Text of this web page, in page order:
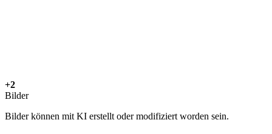
+2
Bilder
Bilder können mit KI erstellt oder modifiziert worden sein.